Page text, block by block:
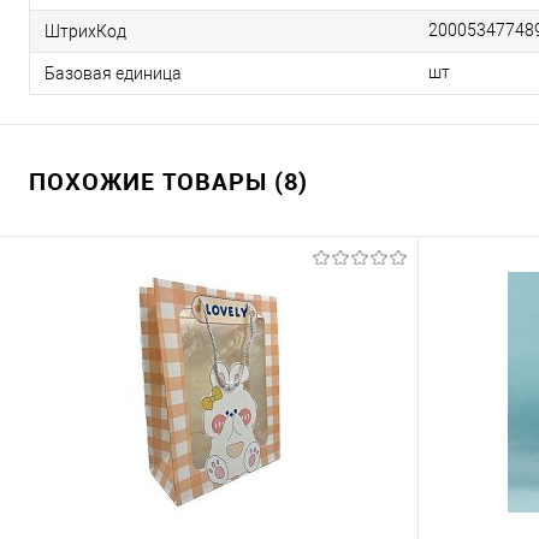
ШтрихКод
Базовая единица шт
ПОХОЖИЕ ТОВАРЫ (8)